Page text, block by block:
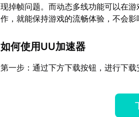
现掉帧问题。而动态多线功能可以在
作，就能保持游戏的流畅体验，不会影
如何使用UU加速器
第一步：通过下方下载按钮，进行下载